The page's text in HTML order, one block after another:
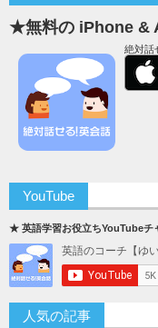
★無料の iPhone &
絶対話
YouTube
★ 英語学習お役立ちYouTubeチ
人気の記事